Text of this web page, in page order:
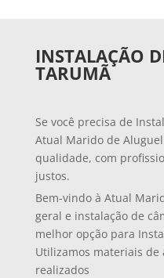
INSTALAÇÃO
TARUMÃ
Se você precisa de
Atual Marido de
qualidade, com
justos.
Bem-vindo à Atual
geral e instalação de
melhor opção para
Utilizamos materiais
realizados